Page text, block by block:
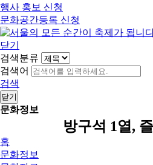
행사 홍보 신청
문화공간등록 신청
닫기
검색분류
검색어
검색
닫기
문화정보
방구석 1열,
홈
문화정보